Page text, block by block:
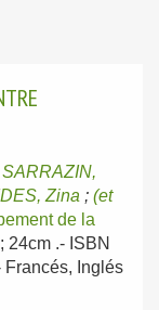
SARRAZIN,
Zina ; (et
de la
24cm .- ISBN
Francés, Inglés